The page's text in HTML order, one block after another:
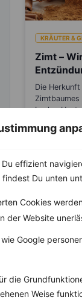
effizient
Du unten
Cookies
der Website
Google
die
Weise
KRÄUTER &
Zimt –
und
Die Herkunft
Zimtbaumes
Lanka.
Teilen der...
Weitere
‹